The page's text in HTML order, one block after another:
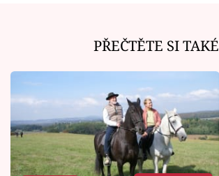
Sledujte nás
PŘEČTĚTE SI TAKÉ